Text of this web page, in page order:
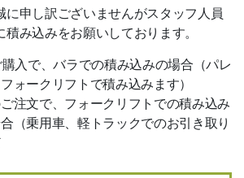
に申し訳ございませんがスタッフ人員
み込みをお願いしております。
入で、バラでの積み込みの場合（パレ
ォークリフトで積み込みます）
注文で、フォークリフトでの積み込み
（乗用車、軽トラックでのお引き取り